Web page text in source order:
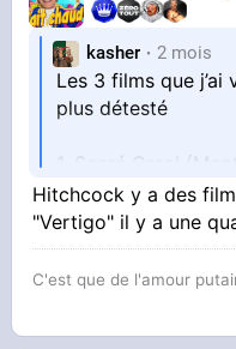
kasher 2 mois
Les 3 films que j’ai
plus détesté
1. Sacré Graal
2. Fenêtre sur
3. 90% des films
Hitchcock y a des
"Vertigo" il y a une
C'est que de l'amour